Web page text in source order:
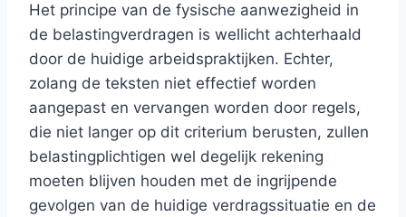
Het principe van de fysische aanwezigheid in
de belastingverdragen is wellicht achterhaald
door de huidige arbeidspraktijken. Echter,
zolang de teksten niet effectief worden
aangepast en vervangen worden door regels,
die niet langer op dit criterium berusten, zullen
belastingplichtigen wel degelijk rekening
moeten blijven houden met de ingrijpende
gevolgen van de huidige verdragssituatie en de